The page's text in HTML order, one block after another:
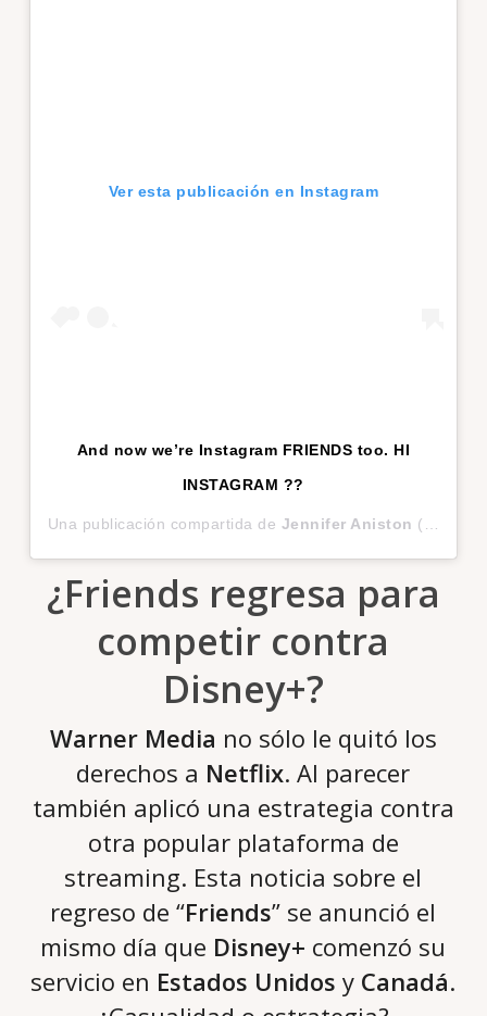
Ver esta publicación en Instagram
And now we’re Instagram FRIENDS too. HI
INSTAGRAM ??
Una publicación compartida de Jennifer Aniston (@jenniferaniston) el
¿Friends regresa para
competir contra
Disney+?
Warner Media no sólo le quitó los
derechos a Netflix. Al parecer
también aplicó una estrategia contra
otra popular plataforma de
streaming. Esta noticia sobre el
regreso de “Friends” se anunció el
mismo día que Disney+ comenzó su
servicio en Estados Unidos y Canadá.